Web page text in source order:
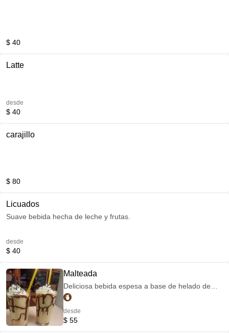
$ 40
Latte
desde
$ 40
carajillo
$ 80
Licuados
Suave bebida hecha de leche y frutas.
desde
$ 40
Malteada
Deliciosa bebida espesa a base de helado de
distintos sabores.
desde
$ 55